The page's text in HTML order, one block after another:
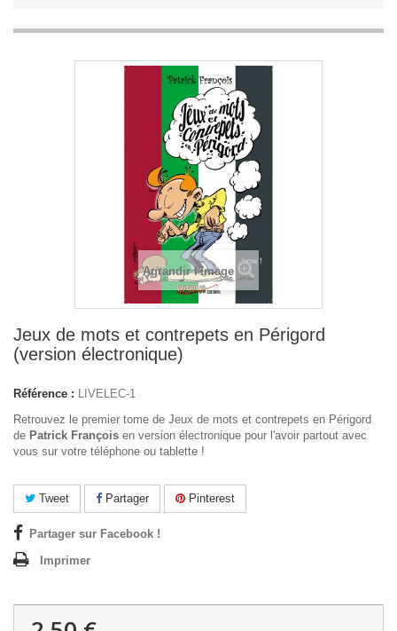
Agrandir l'image
Jeux de mots et contrepets en Périgord
(version électronique)
Référence :
LIVELEC-1
Retrouvez le premier tome de Jeux de mots et contrepets en Périgord
de Patrick François en version électronique pour l'avoir partout avec
vous sur votre téléphone ou tablette !
Tweet Partager Pinterest
Partager sur Facebook !
Imprimer